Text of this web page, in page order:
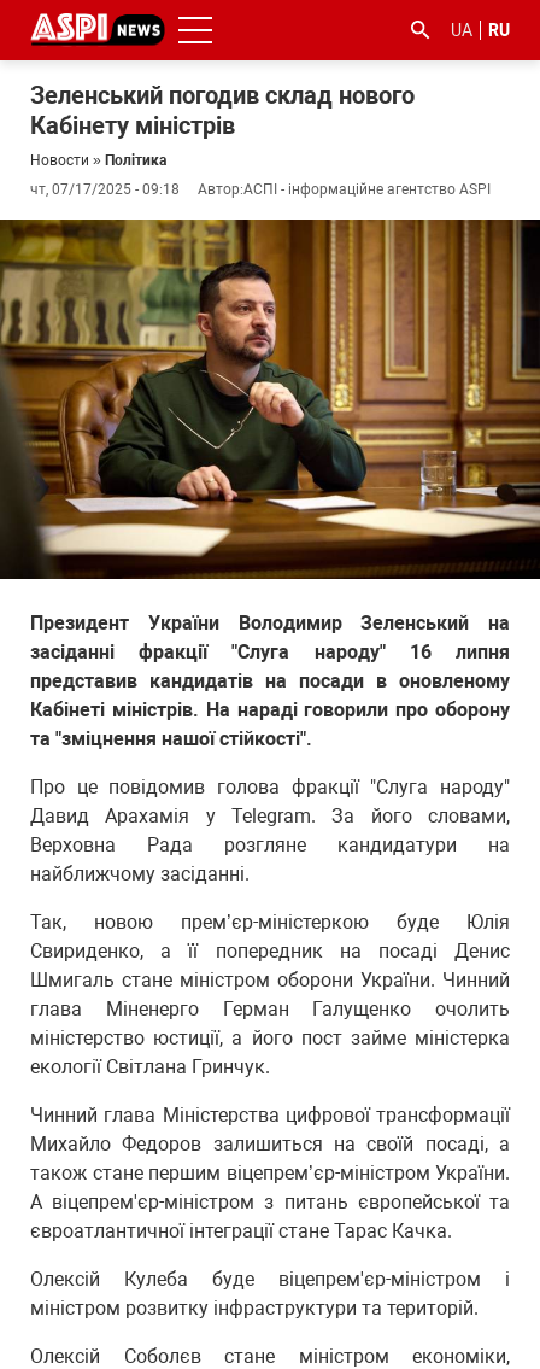
UA RU
Зеленський погодив склад нового
Кабінету міністрів
Новости » Політика
чт, 07/17/2025 - 09:18
Автор:АСПІ - інформаційне агентство ASPI
Президент України Володимир Зеленський на
засіданні фракції "Слуга народу" 16 липня
представив кандидатів на посади в оновленому
Кабінеті міністрів. На нараді говорили про оборону
та "зміцнення нашої стійкості".
Про це повідомив голова фракції "Слуга народу"
Давид Арахамія у Telegram. За його словами,
Верховна Рада розгляне кандидатури на
найближчому засіданні.
Так, новою прем’єр-міністеркою буде Юлія
Свириденко, а її попередник на посаді Денис
Шмигаль стане міністром оборони України. Чинний
глава Міненерго Герман Галущенко очолить
міністерство юстиції, а його пост займе міністерка
екології Світлана Гринчук.
Чинний глава Міністерства цифрової трансформації
Михайло Федоров залишиться на своїй посаді, а
також стане першим віцепрем’єр-міністром України.
А віцепрем'єр-міністром з питань європейської та
євроатлантичної інтеграції стане Тарас Качка.
Олексій Кулеба буде віцепрем'єр-міністром і
міністром розвитку інфраструктури та територій.
Олексій Соболєв стане міністром економіки,
#ООС
#боротьба
з
корупцією
#гфс #Киев #коронавірус